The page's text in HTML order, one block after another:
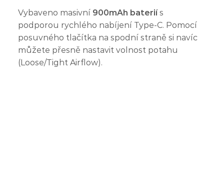
Vybaveno masivní 900mAh bateriís
podporou rychlého nabíjení Type-C. Pomocí
posuvného tlačítka na spodní straně si navíc
můžete přesně nastavit volnost potahu
(Loose/Tight Airflow).